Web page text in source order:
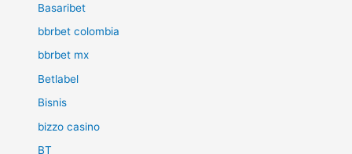
Basaribet
bbrbet colombia
bbrbet mx
Betlabel
Bisnis
bizzo casino
BT